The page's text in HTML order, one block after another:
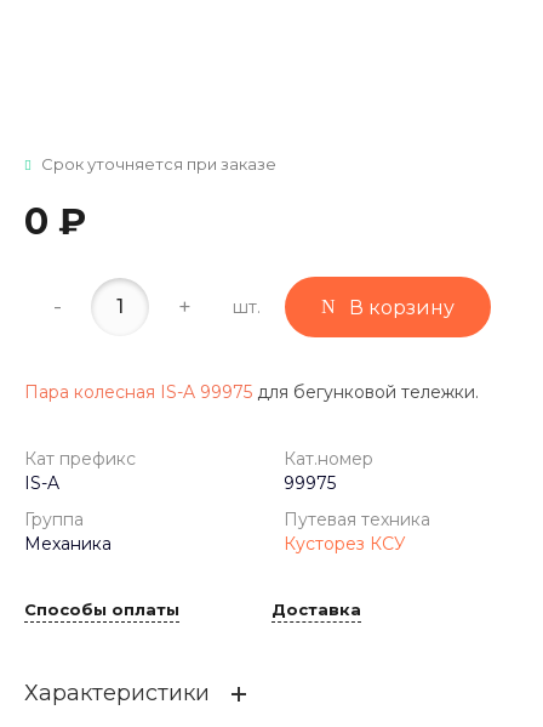
Срок уточняется при заказе
0 ₽
- + шт. В корзину
Пара колесная IS-A 99975 для бегунковой тележки.
Кат префикс
IS-A
Кат.номер
99975
Группа
Механика
Путевая техника
Кусторез КСУ
Способы оплаты Доставка
Характеристики